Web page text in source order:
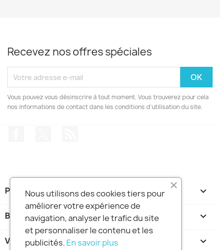
Recevez nos offres spéciales
Vous pouvez vous désinscrire à tout moment. Vous trouverez pour cela
nos informations de contact dans les conditions d'utilisation du site.
PRODUITS 
BOUTIQUE FRANCE DIDGERIDOO 
VOTRE COMPTE 
Nous utilisons des cookies tiers pour
améliorer votre expérience de
navigation, analyser le trafic du site
et personnaliser le contenu et les
publicités. En savoir plus